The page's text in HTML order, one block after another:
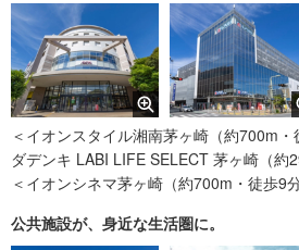
＜イオンスタイル湘南茅ヶ崎（約700m
ダデンキ LABI LIFE SELECT 茅ヶ崎（約
＜イオンシネマ茅ヶ崎（約700m・徒歩9
公共施設が、身近な生活圏に。